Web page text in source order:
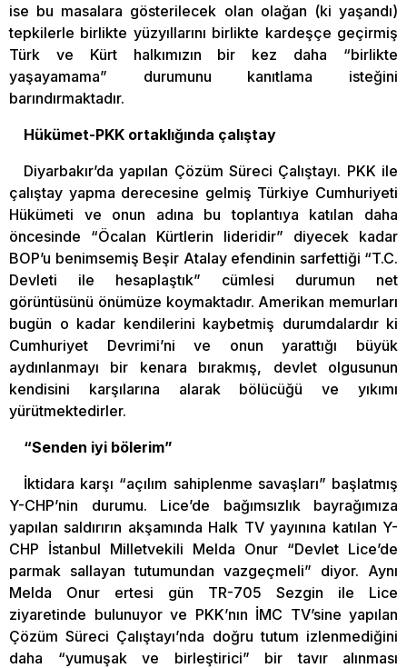
ise bu masalara gösterilecek olan olağan (ki yaşandı)
tepkilerle birlikte yüzyıllarını birlikte kardeşçe geçirmiş
Türk ve Kürt halkımızın bir kez daha “birlikte
yaşayamama” durumunu kanıtlama isteğini
barındırmaktadır.
Hükümet-PKK ortaklığında çalıştay
Diyarbakır’da yapılan Çözüm Süreci Çalıştayı. PKK ile
çalıştay yapma derecesine gelmiş Türkiye Cumhuriyeti
Hükümeti ve onun adına bu toplantıya katılan daha
öncesinde “Öcalan Kürtlerin lideridir” diyecek kadar
BOP’u benimsemiş Beşir Atalay efendinin sarfettiği “T.C.
Devleti ile hesaplaştık” cümlesi durumun net
görüntüsünü önümüze koymaktadır. Amerikan memurları
bugün o kadar kendilerini kaybetmiş durumdalardır ki
Cumhuriyet Devrimi’ni ve onun yarattığı büyük
aydınlanmayı bir kenara bırakmış, devlet olgusunun
kendisini karşılarına alarak bölücüğü ve yıkımı
yürütmektedirler.
“Senden iyi bölerim”
İktidara karşı “açılım sahiplenme savaşları” başlatmış
Y-CHP’nin durumu. Lice’de bağımsızlık bayrağımıza
yapılan saldırırın akşamında Halk TV yayınına katılan Y-
CHP İstanbul Milletvekili Melda Onur “Devlet Lice’de
parmak sallayan tutumundan vazgeçmeli” diyor. Aynı
Melda Onur ertesi gün TR-705 Sezgin ile Lice
ziyaretinde bulunuyor ve PKK’nın İMC TV’sine yapılan
Çözüm Süreci Çalıştayı’nda doğru tutum izlenmediğini
daha “yumuşak ve birleştirici” bir tavır alınması